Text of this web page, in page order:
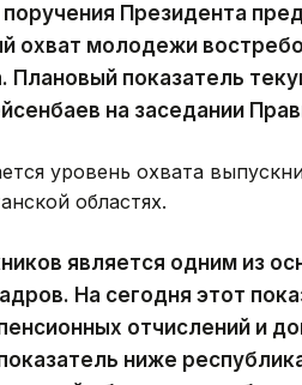
Президента
охват молодежи
Плановый показатель
на заседании
уровень охвата
областях.
является одним из
На сегодня этот
отчислений и
ниже